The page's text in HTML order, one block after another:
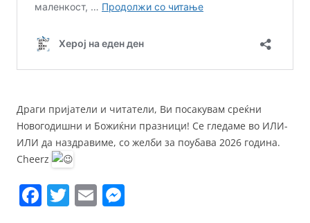
Драги пријатели и читатели, Ви посакувам среќни
Новогодишни и Божиќни празници! Се гледаме во ИЛИ-
ИЛИ да наздравиме, со желби за поубава 2026 годинa.
Cheerz
F T E